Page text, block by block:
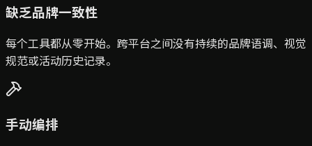
缺乏品牌一致性
每个工具都从零开始。跨平台之间没有持续的品牌语调、视觉
规范或活动历史记录。
手动编排